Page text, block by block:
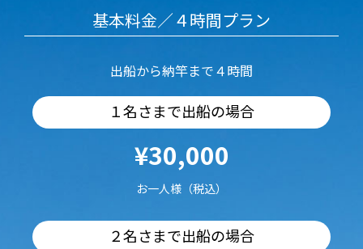
基本料金／４時間プラン
出船から納竿まで４時間
１名さまで出船の場合
¥30,000
お一人様（税込）
２名さまで出船の場合